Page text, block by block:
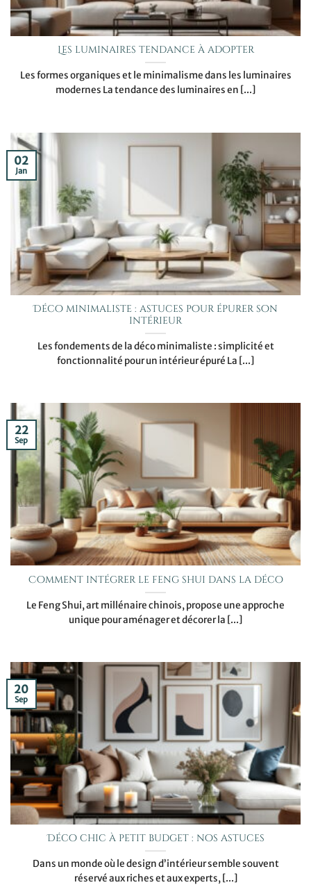
Les luminaires tendance à adopter
Les formes organiques et le minimalisme dans les luminaires
modernes La tendance des luminaires en [...]
Déco minimaliste : astuces pour épurer son
intérieur
Les fondements de la déco minimaliste : simplicité et
fonctionnalité pour un intérieur épuré La [...]
02
Jan
Comment intégrer le feng shui dans la déco
Le Feng Shui, art millénaire chinois, propose une approche
unique pour aménager et décorer la [...]
22
Sep
Déco chic à petit budget : nos astuces
Dans un monde où le design d’intérieur semble souvent
réservé aux riches et aux experts, [...]
20
Sep